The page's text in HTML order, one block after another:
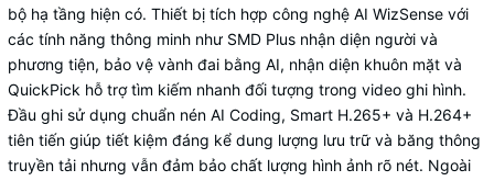
bộ hạ tầng hiện có. Thiết bị tích hợp công nghệ AI WizSense với
các tính năng thông minh như SMD Plus nhận diện người và
phương tiện, bảo vệ vành đai bằng AI, nhận diện khuôn mặt và
QuickPick hỗ trợ tìm kiếm nhanh đối tượng trong video ghi hình.
Đầu ghi sử dụng chuẩn nén AI Coding, Smart H.265+ và H.264+
tiên tiến giúp tiết kiệm đáng kể dung lượng lưu trữ và băng thông
truyền tải nhưng vẫn đảm bảo chất lượng hình ảnh rõ nét. Ngoài